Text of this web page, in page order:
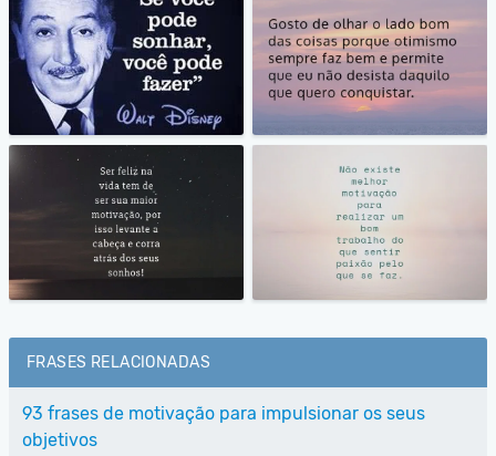
FRASES RELACIONADAS
93 frases de motivação para impulsionar os seus
objetivos